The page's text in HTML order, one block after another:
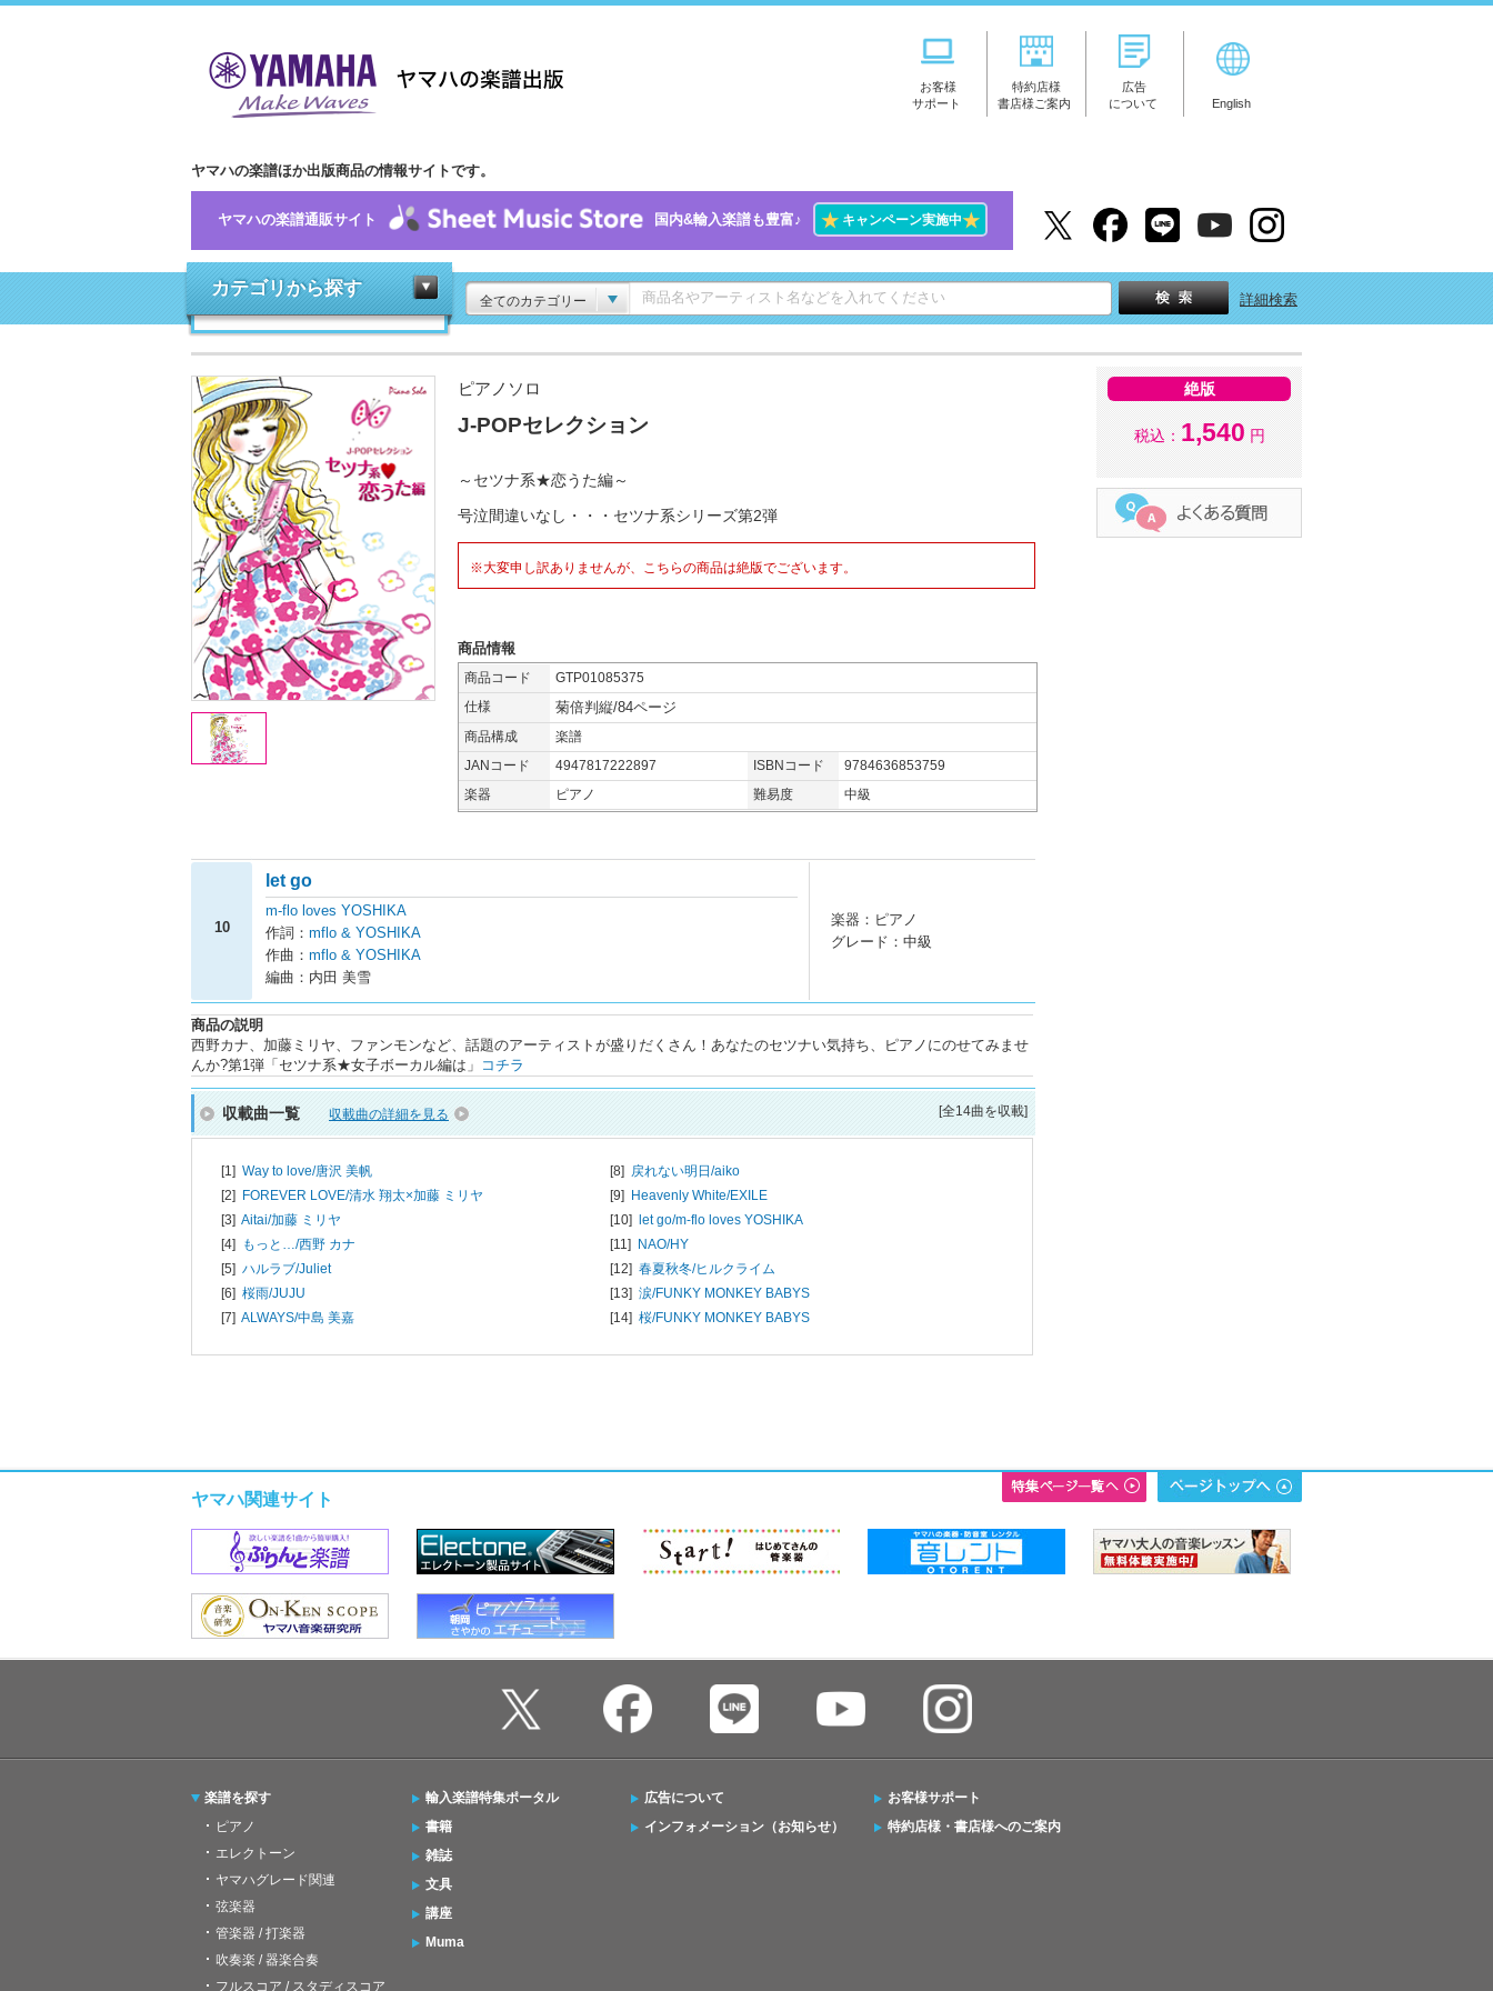
お客様
サポート
特約店様
書店様ご案内
広告
について
English
ヤマハの楽譜ほか出版商品の情報サイトです。
ヤマハの楽譜通販サイト 国内&輸入楽譜も豊富♪ ★キャンペーン実施中★
カテゴリから探す
全てのカテゴリー 詳細検索
ピアノソロ
J-POPセレクション
～セツナ系★恋うた編～
号泣間違いなし・・・セツナ系シリーズ第2弾
※大変申し訳ありませんが、こちらの商品は絶版でございます。
商品情報
商品コード
GTP01085375
仕様
菊倍判縦/84ページ
商品構成
楽譜
JANコード
4947817222897 ISBNコード
9784636853759
楽器
ピアノ 難易度 中級
10
let go
m-flo loves YOSHIKA
作詞： mflo & YOSHIKA
作曲： mflo & YOSHIKA
編曲：内田 美雪
楽器：ピアノ
グレード：中級
商品の説明
西野カナ、加藤ミリヤ、ファンモンなど、話題のアーティストが盛りだくさん！あなたのセツナい気持ち、ピアノにのせてみませ
んか?第1弾「セツナ系★女子ボーカル編は」 コチラ
収載曲一覧 収載曲の詳細を見る [全14曲を収載]
[1] Way to love/唐沢 美帆
[2] FOREVER LOVE/清水 翔太×加藤 ミリヤ
[3] Aitai/加藤 ミリヤ
[4] もっと…/西野 カナ
[5] ハルラブ/Juliet
[6] 桜雨/JUJU
[7] ALWAYS/中島 美嘉
[8] 戻れない明日/aiko
[9] Heavenly White/EXILE
[10] let go/m-flo loves YOSHIKA
[11] NAO/HY
[12] 春夏秋冬/ヒルクライム
[13] 涙/FUNKY MONKEY BABYS
[14] 桜/FUNKY MONKEY BABYS
絶版
税込： 1,540 円
ヤマハ関連サイト
楽譜を探す
ピアノ
エレクトーン
ヤマハグレード関連
弦楽器
管楽器 / 打楽器
吹奏楽 / 器楽合奏
フルスコア / スタディスコア
輸入楽譜特集ポータル
書籍
雑誌
文具
講座
Muma
広告について
インフォメーション（お知らせ）
お客様サポート
特約店様・書店様へのご案内